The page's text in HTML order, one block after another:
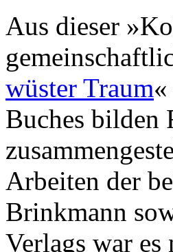
Aus dieser
wüster Traum
Buches bilden
Arbeiten der
Brinkmann
Verlags war